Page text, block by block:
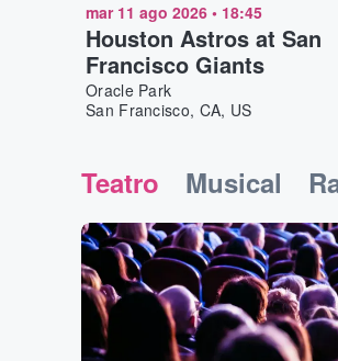
mar 11 ago 2026 • 18:45
Houston Astros at San
Francisco Giants
Oracle Park
San Francisco, CA, US
Teatro Musical